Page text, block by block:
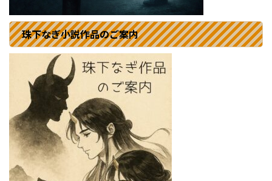
珠下なぎ小説作品のご案内